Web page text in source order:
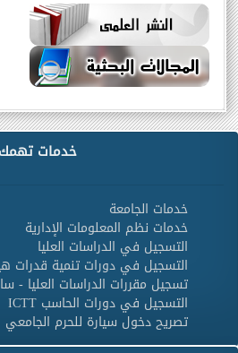
خدمات تهمك
خدمات الجامعة
خدمات نظم المعلومات الإدارية
التسجيل في الدراسات العليا
التسجيل في دورات تنمية قدرات
تسجيل مقررات الدراسات العليا -
التسجيل في دورات الحاسب ICTT
تصريح دخول سيارة للحرم الجامعي